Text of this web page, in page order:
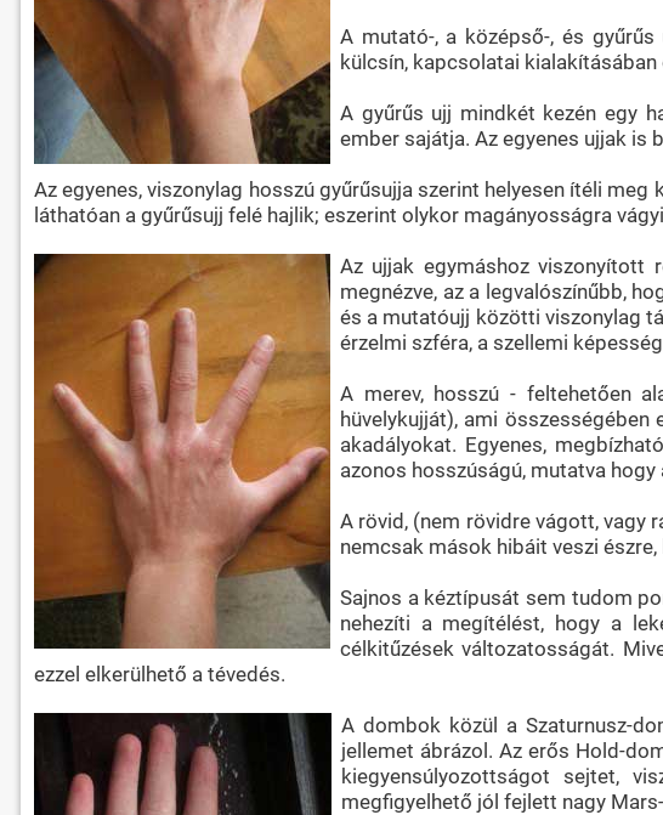
A mutató-, a középső-, és
külcsín, kapcsolatai kialakításában
A gyűrűs ujj mindkét kezén egy
ember sajátja. Az egyenes ujjak is
Az egyenes, viszonylag hosszú gyűrűsujja szerint helyesen ítéli
láthatóan a gyűrűsujj felé hajlik; eszerint olykor magányosságra
Az ujjak egymáshoz viszonyított
megnézve, az a legvalószínűbb,
és a mutatóujj közötti viszonylag
érzelmi szféra, a szellemi
A merev, hosszú - feltehetően
hüvelykujját), ami
akadályokat. Egyenes,
azonos hosszúságú, mutatva
A rövid, (nem rövidre vágott, vagy
nemcsak mások hibáit veszi
Sajnos a kéztípusát sem tudom
nehezíti a megítélést, hogy a
célkitűzések változatosságát.
ezzel elkerülhető a tévedés.
A dombok közül a Szaturnusz-
jellemet ábrázol. Az erős Hold-
kiegyensúlyozottságot sejtet,
megfigyelhető jól fejlett nagy